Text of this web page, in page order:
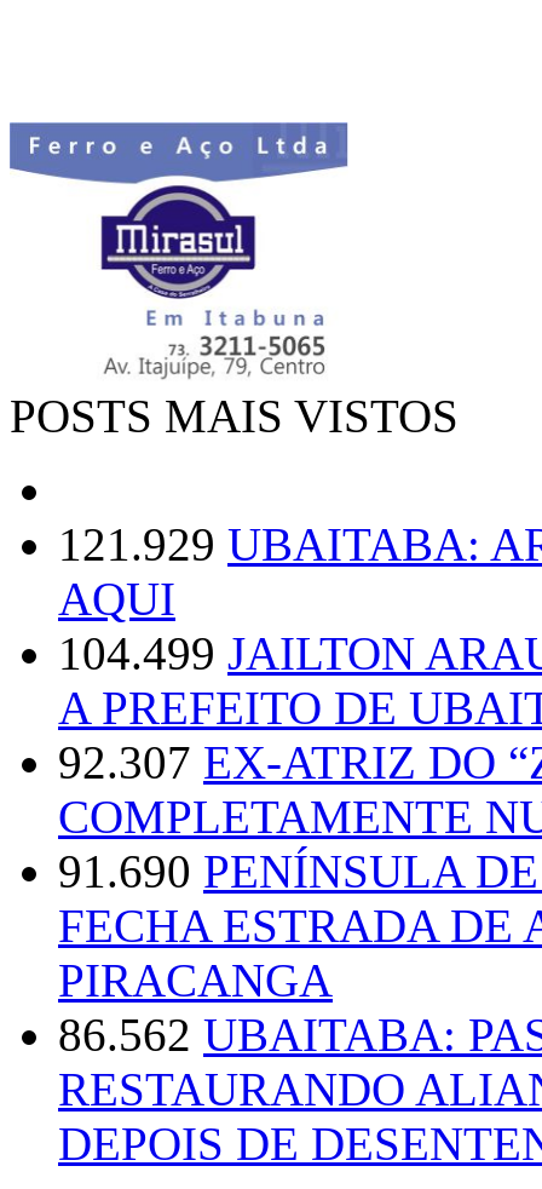
POSTS MAIS VISTOS
121.929 UBAITABA:
AQUI
104.499 JAILTON
A PREFEITO DE
92.307 EX-ATRIZ DO
COMPLETAMENTE
91.690 PENÍNSULA
FECHA ESTRADA DE
PIRACANGA
86.562 UBAITABA:
RESTAURANDO
DEPOIS DE